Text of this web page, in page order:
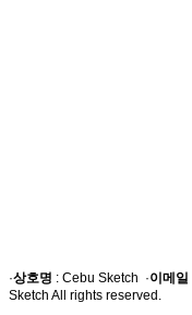
·상호명 : Cebu Sketch ·이메일
Sketch All rights reserved.